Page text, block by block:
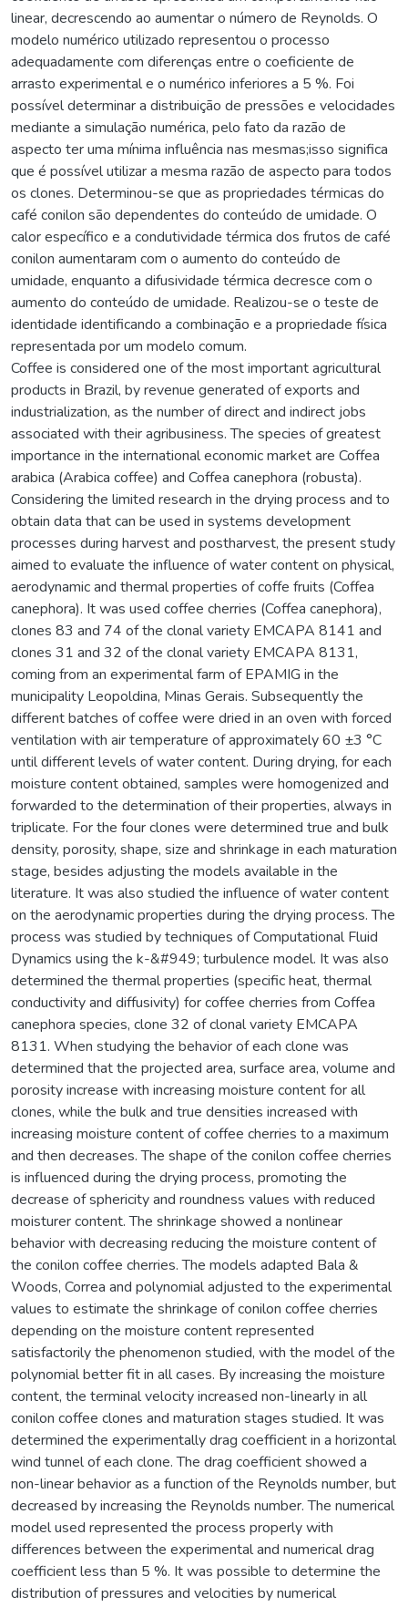
linear, decrescendo ao aumentar o número de Reynolds. O
modelo numérico utilizado representou o processo
adequadamente com diferenças entre o coeficiente de
arrasto experimental e o numérico inferiores a 5 %. Foi
possível determinar a distribuição de pressões e velocidades
mediante a simulação numérica, pelo fato da razão de
aspecto ter uma mínima influência nas mesmas;isso significa
que é possível utilizar a mesma razão de aspecto para todos
os clones. Determinou-se que as propriedades térmicas do
café conilon são dependentes do conteúdo de umidade. O
calor específico e a condutividade térmica dos frutos de café
conilon aumentaram com o aumento do conteúdo de
umidade, enquanto a difusividade térmica decresce com o
aumento do conteúdo de umidade. Realizou-se o teste de
identidade identificando a combinação e a propriedade física
representada por um modelo comum.
Coffee is considered one of the most important agricultural
products in Brazil, by revenue generated of exports and
industrialization, as the number of direct and indirect jobs
associated with their agribusiness. The species of greatest
importance in the international economic market are Coffea
arabica (Arabica coffee) and Coffea canephora (robusta).
Considering the limited research in the drying process and to
obtain data that can be used in systems development
processes during harvest and postharvest, the present study
aimed to evaluate the influence of water content on physical,
aerodynamic and thermal properties of coffe fruits (Coffea
canephora). It was used coffee cherries (Coffea canephora),
clones 83 and 74 of the clonal variety EMCAPA 8141 and
clones 31 and 32 of the clonal variety EMCAPA 8131,
coming from an experimental farm of EPAMIG in the
municipality Leopoldina, Minas Gerais. Subsequently the
different batches of coffee were dried in an oven with forced
ventilation with air temperature of approximately 60 ±3 °C
until different levels of water content. During drying, for each
moisture content obtained, samples were homogenized and
forwarded to the determination of their properties, always in
triplicate. For the four clones were determined true and bulk
density, porosity, shape, size and shrinkage in each maturation
stage, besides adjusting the models available in the
literature. It was also studied the influence of water content
on the aerodynamic properties during the drying process. The
process was studied by techniques of Computational Fluid
Dynamics using the k-&#949; turbulence model. It was also
determined the thermal properties (specific heat, thermal
conductivity and diffusivity) for coffee cherries from Coffea
canephora species, clone 32 of clonal variety EMCAPA
8131. When studying the behavior of each clone was
determined that the projected area, surface area, volume and
porosity increase with increasing moisture content for all
clones, while the bulk and true densities increased with
increasing moisture content of coffee cherries to a maximum
and then decreases. The shape of the conilon coffee cherries
is influenced during the drying process, promoting the
decrease of sphericity and roundness values with reduced
moisturer content. The shrinkage showed a nonlinear
behavior with decreasing reducing the moisture content of
the conilon coffee cherries. The models adapted Bala &
Woods, Correa and polynomial adjusted to the experimental
values to estimate the shrinkage of conilon coffee cherries
depending on the moisture content represented
satisfactorily the phenomenon studied, with the model of the
polynomial better fit in all cases. By increasing the moisture
content, the terminal velocity increased non-linearly in all
conilon coffee clones and maturation stages studied. It was
determined the experimentally drag coefficient in a horizontal
wind tunnel of each clone. The drag coefficient showed a
non-linear behavior as a function of the Reynolds number, but
decreased by increasing the Reynolds number. The numerical
model used represented the process properly with
differences between the experimental and numerical drag
coefficient less than 5 %. It was possible to determine the
distribution of pressures and velocities by numerical